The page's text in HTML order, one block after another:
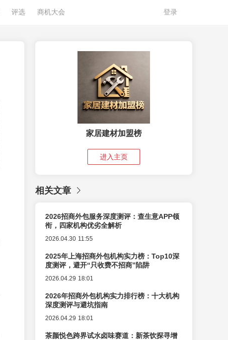
评选 商机大会 登录
家居建材加盟榜
进入主页
相关文章
2026招商外包服务深度测评：查生意APP领
衔，四家机构优劣全解析
2026.04.30 11:55
2025年上海招商外包机构实力榜：Top10深
度测评，避开“只收费不招商”陷阱
2026.04.29 18:01
2026年招商外包机构实力排行榜：十大机构
深度测评与避坑指南
2026.04.29 18:01
茶颜悦色跨界试水卤味赛道：新茶饮探寻增